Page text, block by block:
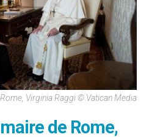
Virginia Raggi © Vatican Media
de Rome,